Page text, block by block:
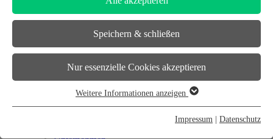
Sächsisches Start-up-Partner-Netzwerk
Sächsisches Gründerforum
Speichern & schließen
Nur essenzielle Cookies akzeptieren
Essenzielle Cookies werden für grundlegende Funktionen der
Weitere Informationen anzeigen
Impressum Datenschutz